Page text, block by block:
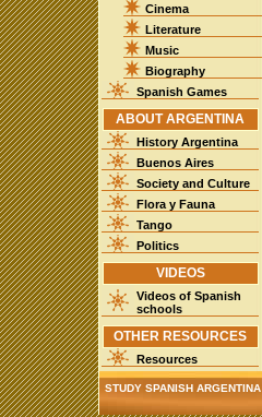
Cinema
Literature
Music
Biography
Spanish Games
ABOUT ARGENTINA
History Argentina
Buenos Aires
Society and Culture
Flora y Fauna
Tango
Politics
VIDEOS
Videos of Spanish
schools
OTHER RESOURCES
Resources
STUDY SPANISH ARGENTINA